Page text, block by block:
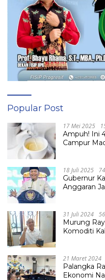
Popular Post
17 Mei 2025
Ampuh! Ini
Campur
18 Juli 2025
Gubernur
Anggaran
31 Juli 2024
Murung
Komoditi
21 Maret 2024
Palangka
Ekonomi